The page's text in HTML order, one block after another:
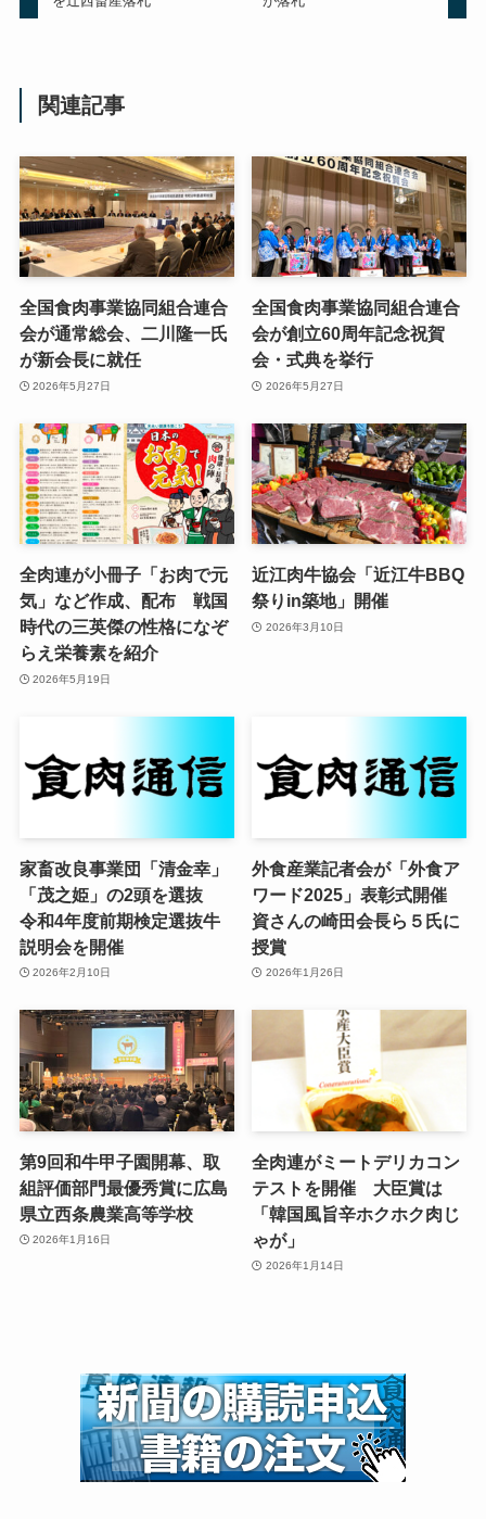
関連記事
全国食肉事業協同組合連合
会が通常総会、二川隆一氏
が新会長に就任
2026年5月27日
全国食肉事業協同組合連合
会が創立60周年記念祝賀
会・式典を挙行
2026年5月27日
全肉連が小冊子「お肉で元
気」など作成、配布 戦国
時代の三英傑の性格になぞ
らえ栄養素を紹介
2026年5月19日
近江肉牛協会「近江牛BBQ
祭りin築地」開催
2026年3月10日
家畜改良事業団「清金幸」
「茂之姫」の2頭を選抜
令和4年度前期検定選抜牛
説明会を開催
2026年2月10日
外食産業記者会が「外食ア
ワード2025」表彰式開催
資さんの崎田会長ら５氏に
授賞
2026年1月26日
第9回和牛甲子園開幕、取
組評価部門最優秀賞に広島
県立西条農業高等学校
2026年1月16日
全肉連がミートデリカコン
テストを開催 大臣賞は
「韓国風旨辛ホクホク肉じ
ゃが」
2026年1月14日